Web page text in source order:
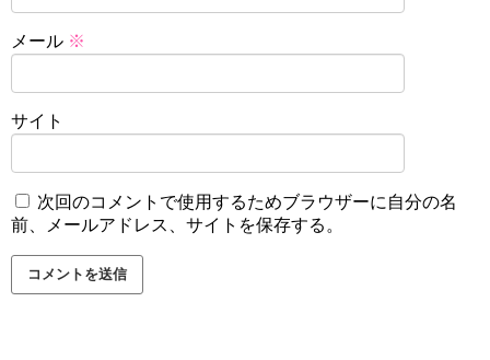
メール ※
サイト
次回のコメントで使用するためブラウザーに自分の名
前、メールアドレス、サイトを保存する。